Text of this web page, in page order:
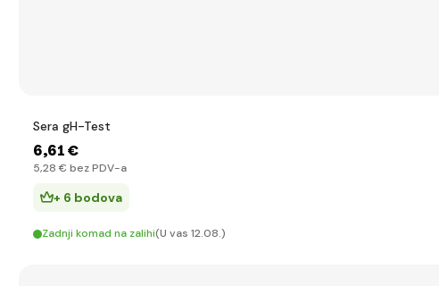
Sera gH-Test
6,61 €
5,28 € bez PDV-a
+ 6 bodova
Zadnji komad na zalihi(U vas 12.08.)